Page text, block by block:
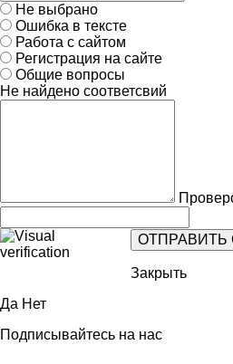
Не выбрано
Ошибка в тексте
Работа с сайтом
Регистрация на сайте
Общие вопросы
Не найдено соответсвий
Закрыть
Да Нет
Подписывайтесь на нас